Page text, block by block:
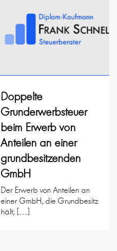
Doppelte
Grunderwerbsteuer
beim Erwerb von
Anteilen an einer
grundbesitzenden
GmbH
Der Erwerb von Anteilen an
einer GmbH, die Grundbesitz
hält, […]